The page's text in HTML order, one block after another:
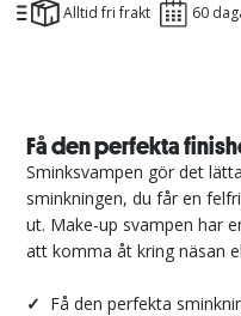
Alltid fri frakt 60
Få den perfekta
Sminksvampen gör det
sminkningen, du får en
ut. Make-up svampen har
att komma åt kring näsan
✓ Få den perfekta